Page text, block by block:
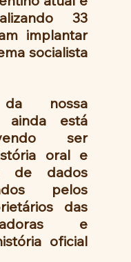
33
implantar
socialista
nossa
ainda está
ser
oral e
de dados
pelos
das
e
oficial